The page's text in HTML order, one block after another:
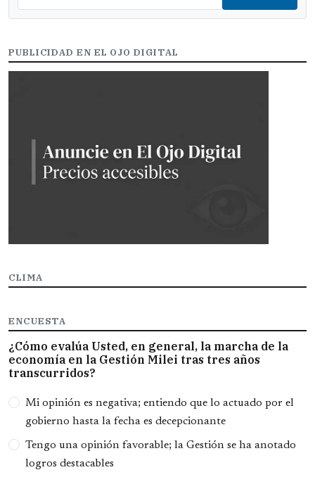
PUBLICIDAD EN EL OJO DIGITAL
CLIMA
ENCUESTA
¿Cómo evalúa Usted, en general, la marcha de la
economía en la Gestión Milei tras tres años
transcurridos?
Opciones
Mi opinión es negativa; entiendo que lo actuado por el
gobierno hasta la fecha es decepcionante
Tengo una opinión favorable; la Gestión se ha anotado
logros destacables